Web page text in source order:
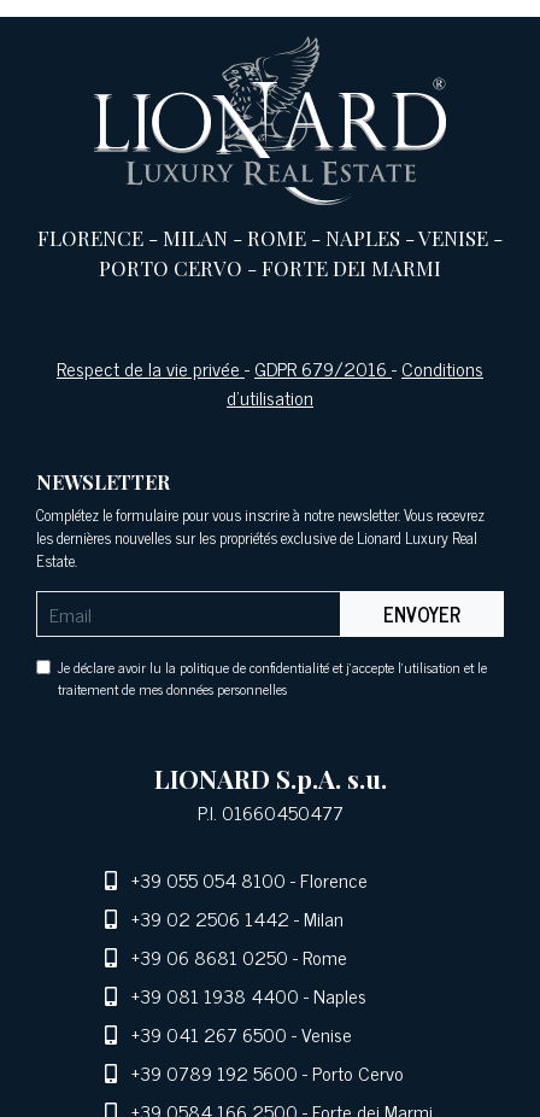
FLORENCE -MILAN -ROME -NAPLES -VENISE -
PORTO CERVO -FORTE DEI MARMI
Respect de la vie privée-GDPR 679/2016-Conditions
d'utilisation
NEWSLETTER
Complétez le formulaire pour vous inscrire à notre newsletter. Vous recevrez
les dernières nouvelles sur les propriétés exclusive de Lionard Luxury Real
Estate.
ENVOYER
Je déclare avoir lu la politique de confidentialité et j'accepte l'utilisation et le
traitement de mes données personnelles
LIONARD S.p.A. s.u.
P.I. 01660450477
+39 055 054 8100- Florence
+39 02 2506 1442- Milan
+39 06 8681 0250- Rome
+39 081 1938 4400- Naples
+39 041 267 6500- Venise
+39 0789 192 5600- Porto Cervo